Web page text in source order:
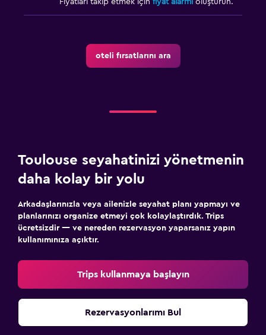
oteli fırsatlarını ara
Toulouse seyahatinizi yönetmenin
daha kolay bir yolu
Arkadaşlarınızla veya ailenizle seyahat planı yapmayı ve
planlarınızı organize etmeyi çok kolaylaştırdık. Trips
ücretsizdir — ve nereden rezervasyon yaparsanız yapın
kullanımınıza açıktır.
Trips kullanmaya başlayın
Rezervasyonlarımı Bul